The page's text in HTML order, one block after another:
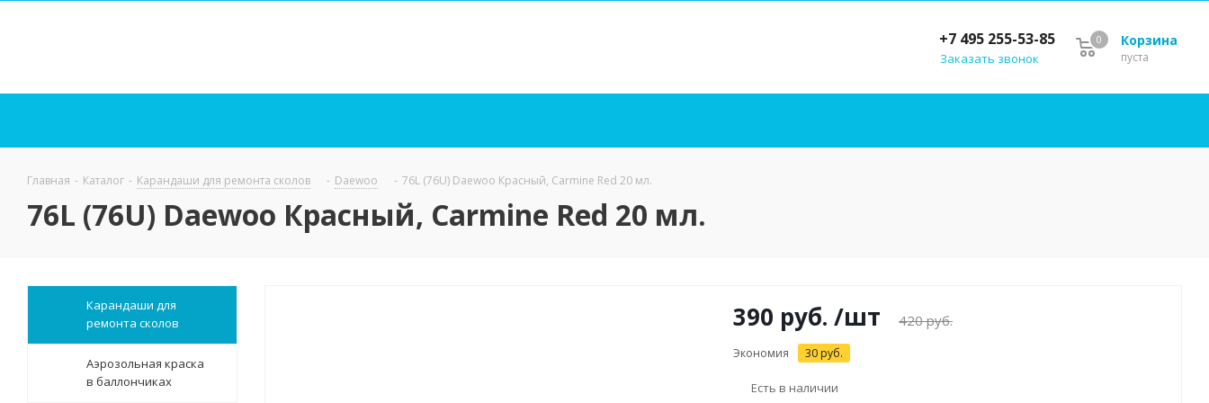
Корзина
пуста
0
+7 495 255-53-85
Заказать звонок
Главная - Каталог - Карандаши для ремонта сколов - Daewoo - 76L (76U) Daewoo Красный, Carmine Red 20 мл.
76L (76U) Daewoo Красный, Carmine Red 20 мл.
390 руб. /шт 420руб.
Экономия 30 руб.
Есть в наличии
Карандаши для
ремонта сколов
Аэрозольная краска
в баллончиках